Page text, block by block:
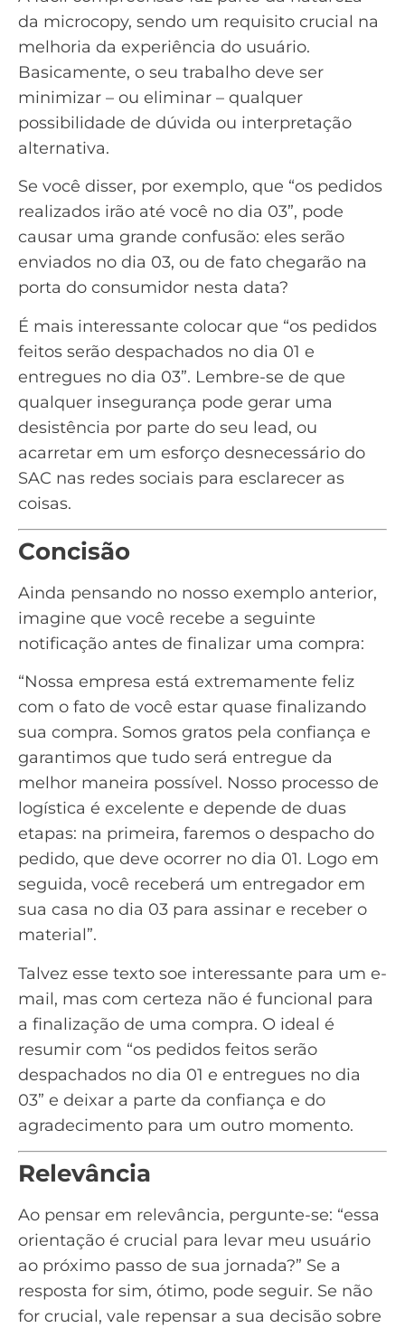
da microcopy, sendo um requisito crucial na
melhoria da experiência do usuário.
Basicamente, o seu trabalho deve ser
minimizar – ou eliminar – qualquer
possibilidade de dúvida ou interpretação
alternativa.
Se você disser, por exemplo, que “os pedidos
realizados irão até você no dia 03”, pode
causar uma grande confusão: eles serão
enviados no dia 03, ou de fato chegarão na
porta do consumidor nesta data?
É mais interessante colocar que “os pedidos
feitos serão despachados no dia 01 e
entregues no dia 03”. Lembre-se de que
qualquer insegurança pode gerar uma
desistência por parte do seu lead, ou
acarretar em um esforço desnecessário do
SAC nas redes sociais para esclarecer as
coisas.
Concisão
Ainda pensando no nosso exemplo anterior,
imagine que você recebe a seguinte
notificação antes de finalizar uma compra:
“Nossa empresa está extremamente feliz
com o fato de você estar quase finalizando
sua compra. Somos gratos pela confiança e
garantimos que tudo será entregue da
melhor maneira possível. Nosso processo de
logística é excelente e depende de duas
etapas: na primeira, faremos o despacho do
pedido, que deve ocorrer no dia 01. Logo em
seguida, você receberá um entregador em
sua casa no dia 03 para assinar e receber o
material”.
Talvez esse texto soe interessante para um e-
mail, mas com certeza não é funcional para
a finalização de uma compra. O ideal é
resumir com “os pedidos feitos serão
despachados no dia 01 e entregues no dia
03” e deixar a parte da confiança e do
agradecimento para um outro momento.
Relevância
Ao pensar em relevância, pergunte-se: “essa
orientação é crucial para levar meu usuário
ao próximo passo de sua jornada?” Se a
resposta for sim, ótimo, pode seguir. Se não
for crucial, vale repensar a sua decisão sobre